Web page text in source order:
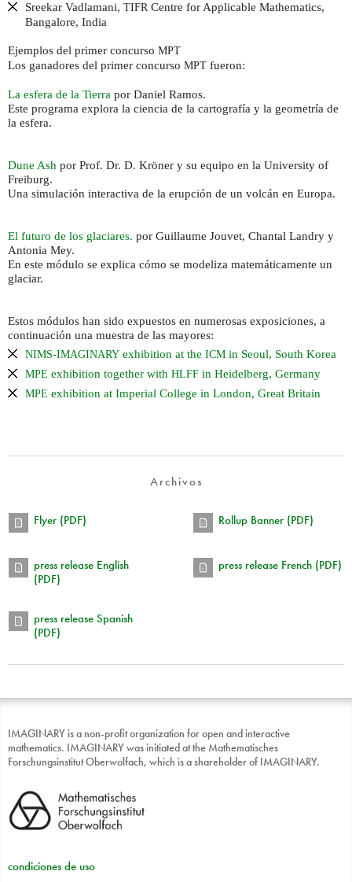
Sreekar Vadlamani, TIFR Centre for Applicable Mathematics,
Bangalore, India
Ejemplos del primer concurso MPT
Los ganadores del primer concurso MPT fueron:
La esfera de la Tierra por Daniel Ramos.
Este programa explora la ciencia de la cartografía y la geometría de
la esfera.
Dune Ash por Prof. Dr. D. Kröner y su equipo en la University of
Freiburg.
Una simulación interactiva de la erupción de un volcán en Europa.
El futuro de los glaciares. por Guillaume Jouvet, Chantal Landry y
Antonia Mey.
En este módulo se explica cómo se modeliza matemáticamente un
glaciar.
Estos módulos han sido expuestos en numerosas exposiciones, a
continuación una muestra de las mayores:
NIMS-IMAGINARY exhibition at the ICM in Seoul, South Korea
MPE exhibition together with HLFF in Heidelberg, Germany
MPE exhibition at Imperial College in London, Great Britain
Archivos
Flyer (PDF) Rollup Banner (PDF)
press release English
(PDF)
press release French (PDF)
press release Spanish
(PDF)
IMAGINARY is a non-profit organization for open and interactive
mathematics. IMAGINARY was initiated at the Mathematisches
Forschungsinstitut Oberwolfach, which is a shareholder of IMAGINARY.
condiciones de uso